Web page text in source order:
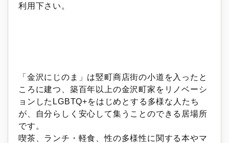
利用下さい。
「金沢にじのま」は竪町商店街の小道を入ったと
ころに建つ、築百年以上の金沢町家をリノベーシ
ョンしたLGBTQ+をはじめとする多様な人たち
が、自分らしく安心して集うことのできる居場所
です。
喫茶、ランチ・軽食、性の多様性に関する本やマ